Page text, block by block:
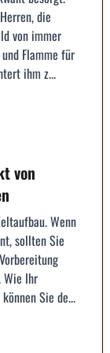
die
von immer
Flamme für
ihm z...
von
Wenn
sollten Sie
Wie Ihr
Sie de...